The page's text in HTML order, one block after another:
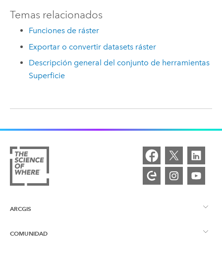
Temas relacionados
Funciones de ráster
Exportar o convertir datasets ráster
Descripción general del conjunto de herramientas
Superficie
ARCGIS
Descripción general de ArcGIS
COMUNIDAD